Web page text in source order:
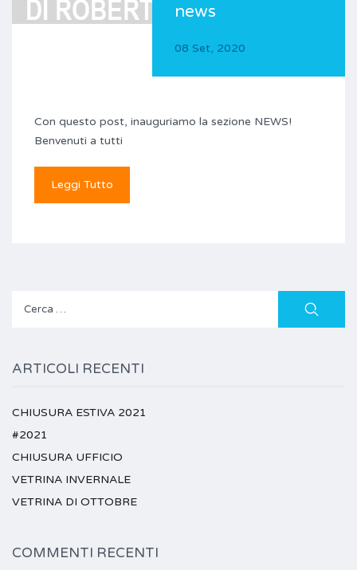
news
08 Set, 2020
Con questo post, inauguriamo la sezione NEWS!
Benvenuti a tutti
Leggi Tutto
Ricerca
ARTICOLI RECENTI
CHIUSURA ESTIVA 2021
#2021
CHIUSURA UFFICIO
VETRINA INVERNALE
VETRINA DI OTTOBRE
COMMENTI RECENTI